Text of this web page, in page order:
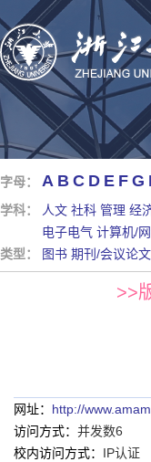
字母： A B C D E F G
学科： 人文 社科 管理 经
电子电气 计算机/
类型：
图书 期刊/会议论文
>>
网址： http://
访问方式： 并发数6
校内访问方式： IP认证